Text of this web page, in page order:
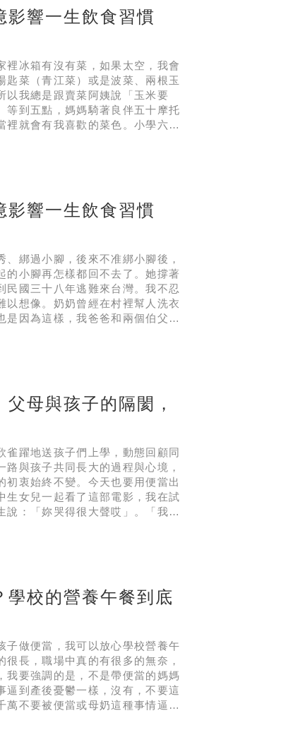
影響一生飲食習慣
裡冰箱有沒有菜，如果太空，我會
菜（青江菜）或是波菜、兩根玉
以我總是跟賣菜阿姨說「玉米要
等到五點，媽媽騎著良伴五十摩托
就會有我喜歡的菜色。小學六年
當時沒有不沾鍋，只有中式炒鍋
影響一生飲食習慣
綁過小腳，後來不准綁小腳後，
的小腳再怎樣都回不去了。她撐著
民國三十八年逃難來台灣。我不忍
以想像。奶奶曾經在村裡幫人洗衣
是因為這樣，我爸爸和兩個伯父都
看著她納鞋底，一層一層地上
母與孩子的隔閡，
雀躍地送孩子們上學，動態回顧同
與孩子共同長大的過程與心境，
衷始終不變。今天也要用便當出
生女兒一起看了這部電影，我在試
說：「妳哭得很大聲哎」。「我已
次詮釋單身母親，有詼諧、有堅
學校的營養午餐到底
子做便當，我可以放心學校營養午
長，職場中真的有很多的無奈，
我要強調的是，不是帶便當的媽媽
逼到產後憂鬱一樣，沒有，不要這
萬不要被便當或母奶這種事情逼
開始幫忙學校午餐的開始。目前